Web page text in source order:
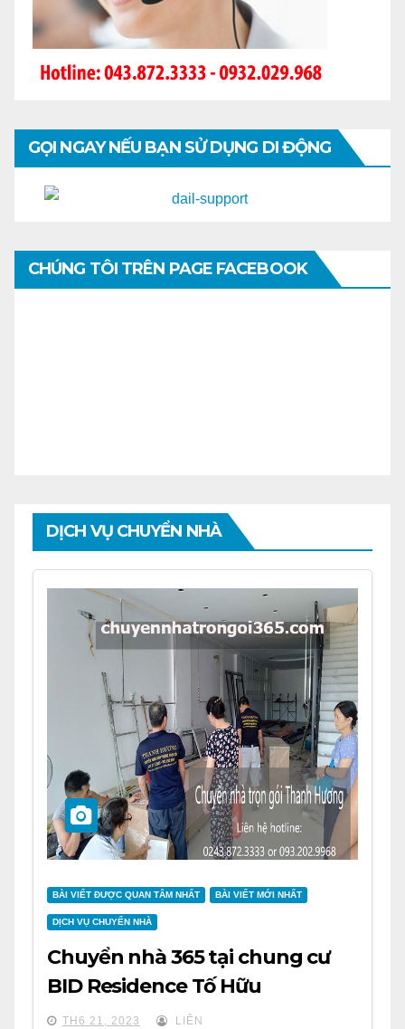
GỌI NGAY NẾU BẠN SỬ DỤNG DI ĐỘNG
CHÚNG TÔI TRÊN PAGE FACEBOOK
DỊCH VỤ CHUYỂN NHÀ
BÀI VIẾT ĐƯỢC QUAN TÂM NHẤT BÀI VIẾT MỚI NHẤT
DỊCH VỤ CHUYỂN NHÀ
Chuyển nhà 365 tại chung cư
BID Residence Tố Hữu
TH6 21, 2023 LIÊN